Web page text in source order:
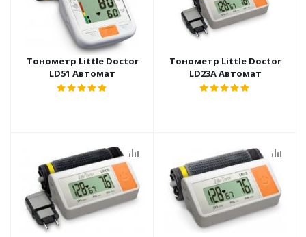
Тонометр Little Doctor
LD51 Автомат
Тонометр Little Doctor
LD23A Автомат